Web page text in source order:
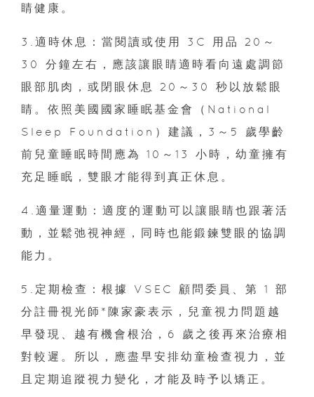
睛健康。
3.適時休息：當閱讀或使用 3C 用品 20～
30 分鐘左右，應該讓眼睛適時看向遠處調節
眼部肌肉，或閉眼休息 20～30 秒以放鬆眼
睛。依照美國國家睡眠基金會（National
Sleep Foundation）建議，3～5 歲學齡
前兒童睡眠時間應為 10～13 小時，幼童擁有
充足睡眠，雙眼才能得到真正休息。
4.適量運動：適度的運動可以讓眼睛也跟著活
動，並鬆弛視神經，同時也能鍛鍊雙眼的協調
能力。
5.定期檢查：根據 VSEC 顧問委員、第 1 部
分註冊視光師*陳家豪表示，兒童視力問題越
早發現、越有機會根治，6 歲之後再來治療相
對較遲。所以，應盡早安排幼童檢查視力，並
且定期追蹤視力變化，才能及時予以矯正。